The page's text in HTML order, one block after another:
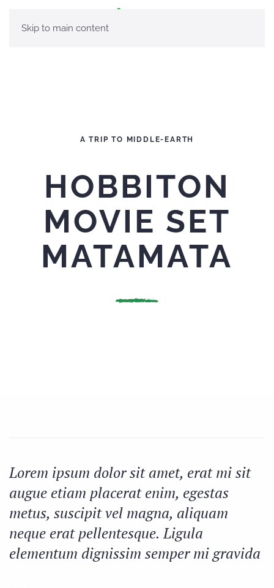
Skip to main content
A TRIP TO MIDDLE-EARTH
HOBBITON
MOVIE SET
MATAMATA
Lorem ipsum dolor sit amet, erat mi sit
augue etiam placerat enim, egestas
metus, suscipit vel magna, aliquam
neque erat pellentesque. Ligula
elementum dignissim semper mi gravida